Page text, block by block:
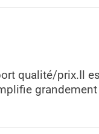
qualité/prix.Il